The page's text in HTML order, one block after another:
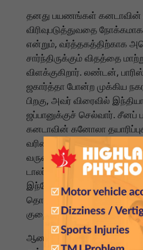
தனது பயணங்கள்
விரிவுபடுத்துவதை
என்றும், வர்த்தகத்திற்காக
சார்ந்திருக்கும் விதத்தை
விளக்குகிறார். லண்டன்,
ஜகார்த்தா போன்ற முக்கிய
பிறகு, அவர் விரைவில்
ஜப்பானுக்குச் செல்வார்.
கனடாவின் கனோலா
வரியை சீனா திரும்பப்
வருகையைத் தொடர்ந்து,
டாலர் பெரிய முதலீடு செய்ய
இந்தோனேசியாவுடனான
தொடர்ந்து, கனேடிய
குறைக்க முடிவு செய்யப்பட்டது.
ஆனால் இந்த பயணங்கள்